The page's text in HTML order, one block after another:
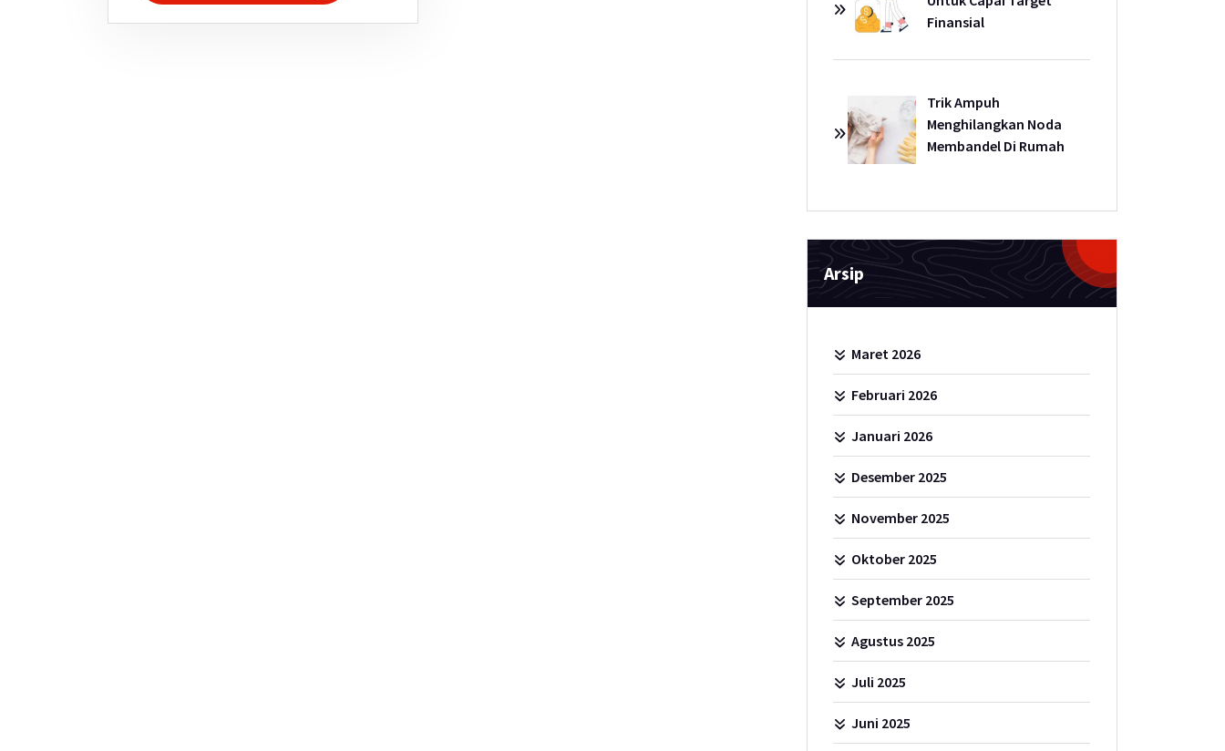
Finansial
Trik Ampuh
Menghilangkan Noda
Membandel Di Rumah
Arsip
Maret 2026
Februari 2026
Januari 2026
Desember 2025
November 2025
Oktober 2025
September 2025
Agustus 2025
Juli 2025
Juni 2025